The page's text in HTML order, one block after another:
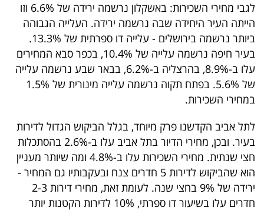
לגבי מחירי השכירות: באשקלון נרשמה ירידה של 6.6% וזו
הייתה העיר היחידה שבה נרשמה ירידה. העלייה הגבוהה
ביותר נרשמה בירושלים - עלייה דו ספרתית של 13.3%.
בעיר חיפה נרשמה עלייה של 10.4%, בכפר סבא המחירים
עלו ב-8.9%, בהרצליה ב-6.2%, בבאר שבע נרשמה עלייה
של 5.6%. בפתח תקוה נרשמה עלייה מינורית של 1.5%
במחירי השכירות.
לתל אביב הקדשנו פרק מיוחד, בגלל הביקוש הגדול לדירות
בעיר. ובכן, מחירי הדיור בתל אביב עלו ב-2.6% בהסתכלות
חצי שנתית. מחירי השכירות עלו ב-4.8% ומה שיותר מעניין
הוא שהביקוש לדירות 5 חדרים צנח ובעקבותיו גם המחיר -
ירידה של 9% בחצי שנה. לעומת זאת, מחירי דירות 2-3
חדרים עלו בשיעור דו ספרתי, 10% לדירות הקטנות יותר